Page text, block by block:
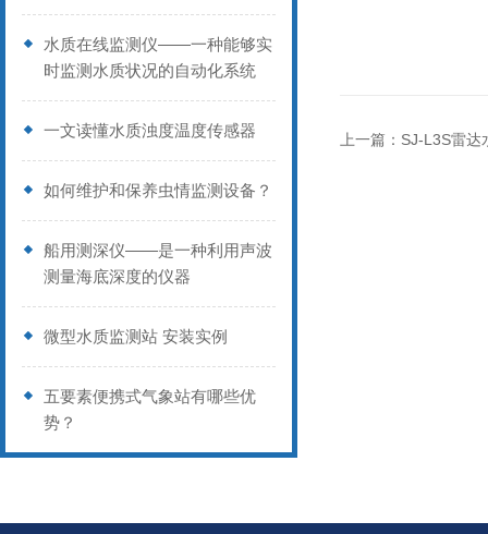
境精细化治理
水质在线监测仪——一种能够实
时监测水质状况的自动化系统
一文读懂水质浊度温度传感器
如何维护和保养虫情监测设备？
船用测深仪——是一种利用声波
测量海底深度的仪器
微型水质监测站 安装实例
五要素便携式气象站有哪些优
势？
上一篇： SJ-L3S雷达